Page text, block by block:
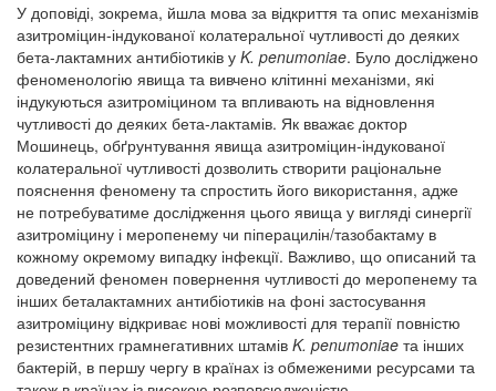
У доповіді, зокрема, йшла мова за відкриття та опис механізмів
азитроміцин-індукованої колатеральної чутливості до деяких
бета-лактамних антибіотиків у K. penumoniae. Було досліджено
феноменологію явища та вивчено клітинні механізми, які
індукуються азитроміцином та впливають на відновлення
чутливості до деяких бета-лактамів. Як вважає доктор
Мошинець, обґрунтування явища азитроміцин-індукованої
колатеральної чутливості дозволить створити раціональне
пояснення феномену та спростить його використання, адже
не потребуватиме дослідження цього явища у вигляді синергії
азитроміцину і меропенему чи піперацилін/тазобактаму в
кожному окремому випадку інфекції. Важливо, що описаний та
доведений феномен повернення чутливості до меропенему та
інших беталактамних антибіотиків на фоні застосування
азитроміцину відкриває нові можливості для терапії повністю
резистентних грамнегативних штамів K. penumoniae та інших
бактерій, в першу чергу в країнах із обмеженими ресурсами та